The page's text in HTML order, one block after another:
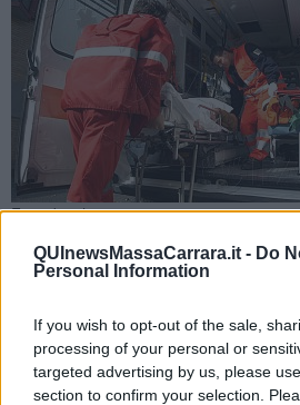
QUInewsMassaCarrara.it - Do
Personal Information
If you wish to opt-out of the sale,
processing of your personal or
targeted advertising by us, please
section to confirm your selection.
Foto d'archivio
L'uomo stava lavorando in un
stato centrato dai detriti